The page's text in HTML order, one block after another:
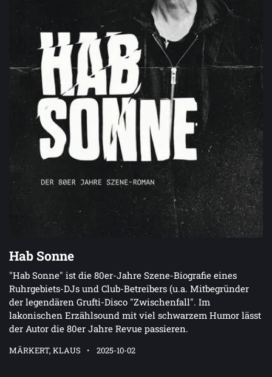
Hab Sonne
"Hab Sonne" ist die 80er-Jahre Szene-Biografie eines
Ruhrgebiets-DJs und Club-Betreibers (u.a. Mitbegründer
der legendären Grufti-Disco "Zwischenfall". Im
lakonischen Erzählsound mit viel schwarzem Humor lässt
der Autor die 80er Jahre Revue passieren.
MÄRKERT, KLAUS 2025-10-02